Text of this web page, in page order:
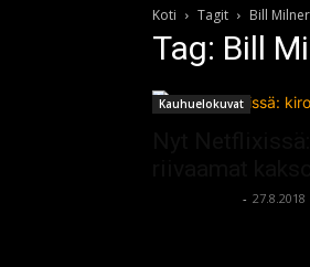
Koti Tagit Bill Milner
Tag: Bill
Kauhuelokuvat
- 27.8.2018